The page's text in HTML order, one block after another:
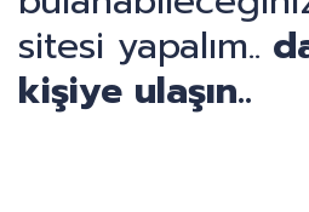
sitesi yapalım..
kişiye ulaşın..